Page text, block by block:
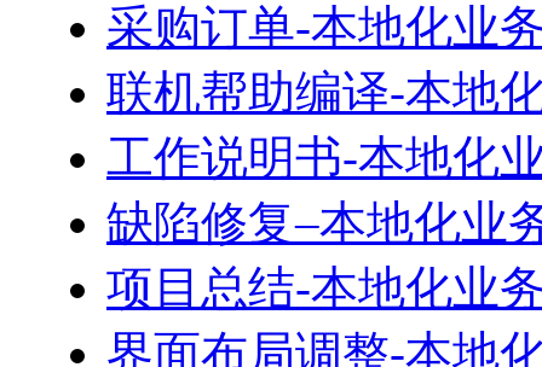
采购订单-本地化业
联机帮助编译-本地
工作说明书-本地化
缺陷修复–本地化业
项目总结-本地化业
界面布局调整-本地